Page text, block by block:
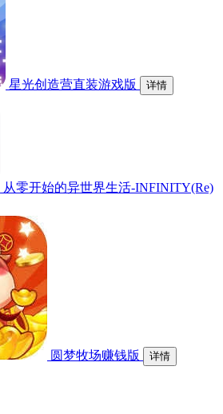
星光创造营直装游戏版 详情
从零开始的异世界生活-INFINITY(Re)
圆梦牧场赚钱版 详情